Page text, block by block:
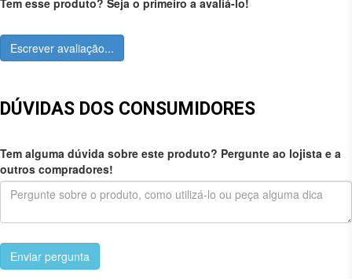
Escrever avaliação...
DÚVIDAS DOS CONSUMIDORES
Tem alguma dúvida sobre este produto? Pergunte ao lojista e a
outros compradores!
Enviar pergunta